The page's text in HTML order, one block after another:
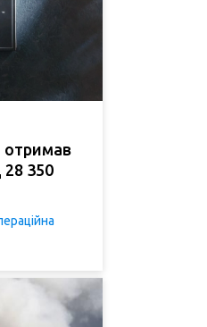
отримав
28 350